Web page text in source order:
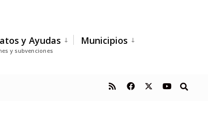
y Ayudas
y subvenciones
Municipios